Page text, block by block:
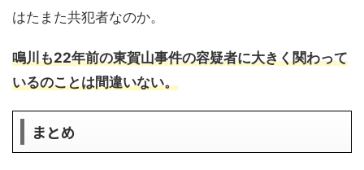
はたまた共犯者なのか。
鳴川も22年前の東賀山事件の容疑者に大きく関わって
いるのことは間違いない。
まとめ